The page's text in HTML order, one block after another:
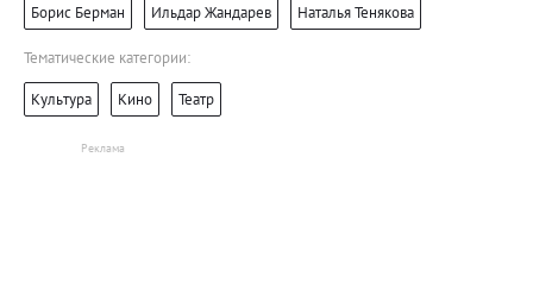
Борис Берман Ильдар Жандарев Наталья Тенякова
Тематические категории:
Культура Кино Театр